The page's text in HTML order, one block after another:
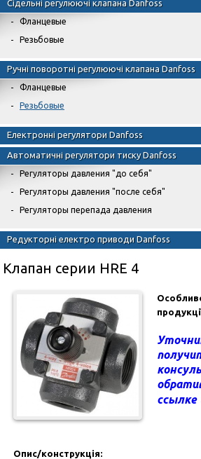
Сідельні регулюючі клапана Danfoss
Фланцевые
Резьбовые
Ручні поворотні регулюючі клапана Danfoss
Фланцевые
Резьбовые
Електронні регулятори Danfoss
Автоматичні регулятори тиску Danfoss
Регуляторы давления "до себя"
Регуляторы давления "после себя"
Регуляторы перепада давления
Редукторні електро приводи Danfoss
Клапан серии HRE 4
ссылке
Опис/конструкція: